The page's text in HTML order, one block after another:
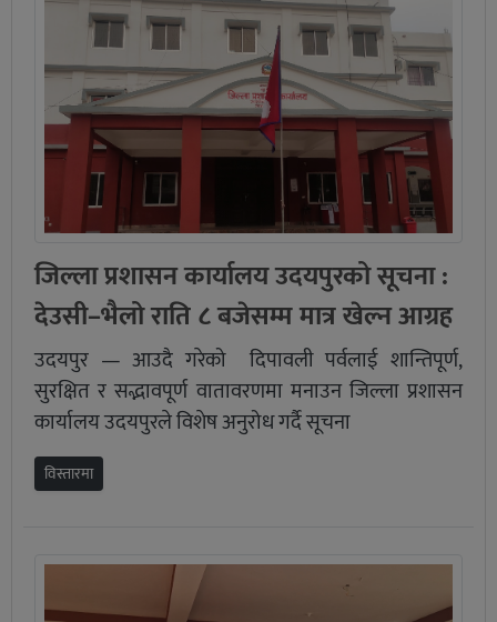
जिल्ला प्रशासन कार्यालय उदयपुरको सूचना :
देउसी–भैलो राति ८ बजेसम्म मात्र खेल्न आग्रह
उदयपुर — आउदै गरेको दिपावली पर्वलाई शान्तिपूर्ण,
सुरक्षित र सद्भावपूर्ण वातावरणमा मनाउन जिल्ला प्रशासन
कार्यालय उदयपुरले विशेष अनुरोध गर्दै सूचना
विस्तारमा